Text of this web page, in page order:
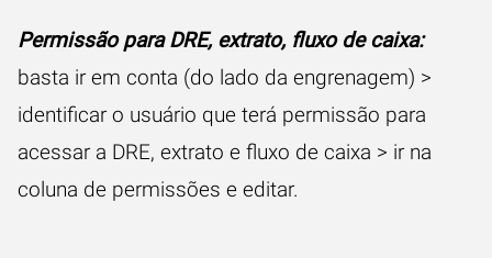
Permissão para DRE, extrato, fluxo de caixa:
basta ir em conta (do lado da engrenagem) >
identificar o usuário que terá permissão para
acessar a DRE, extrato e fluxo de caixa > ir na
coluna de permissões e editar.